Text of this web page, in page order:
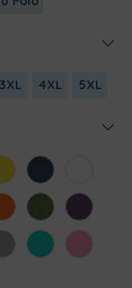
3XL 4XL 5XL
Denim
Oliva Padlizsán
Türkiz
Világos
rózsaszín